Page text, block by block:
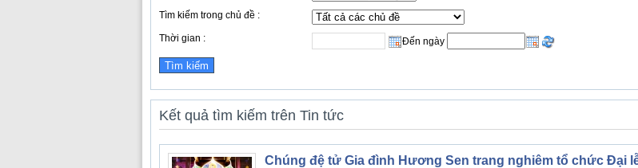
Tìm kiếm trong chủ đề :
Thời gian : Đến ngày
Kết quả tìm kiếm trên Tin tức
Chúng đệ tử Gia đình Hương Sen trang nghiêm tổ chức Đại